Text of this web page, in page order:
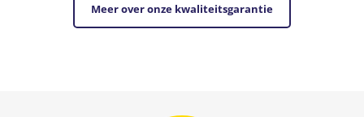
Meer over onze kwaliteitsgarantie